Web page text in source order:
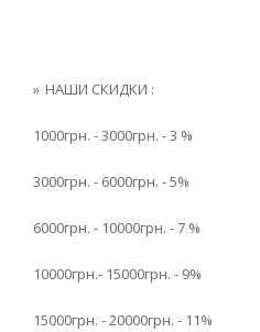
НАШИ СКИДКИ :
1000грн. - 3000грн. - 3 %
3000грн. - 6000грн. - 5%
6000грн. - 10000грн. - 7 %
10000грн.- 15000грн. - 9%
15000грн. - 20000грн. - 11%